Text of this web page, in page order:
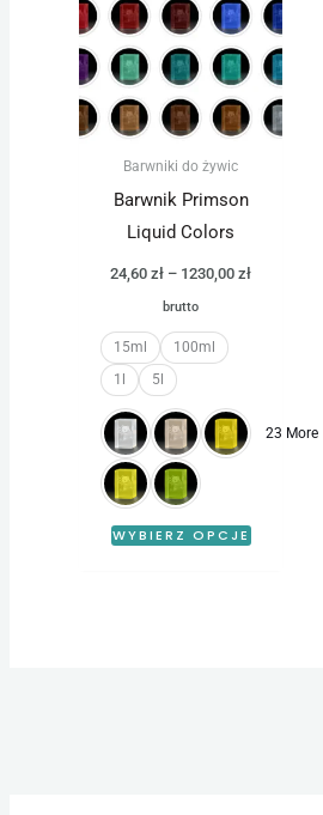
Barwniki do żywic
Barwnik Primson
Liquid Colors
24,60zł – 1230,00zł
24,60 zł
do
1230,00 zł
brutto
15ml
100ml
1l
5l
23 More
WYBIERZ OPCJE
ma
wiele
Opcje
produktu